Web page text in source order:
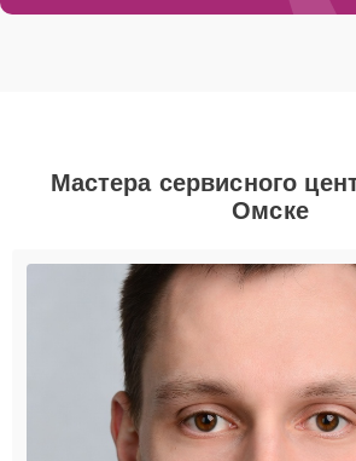
Мастера сервисного
Омске